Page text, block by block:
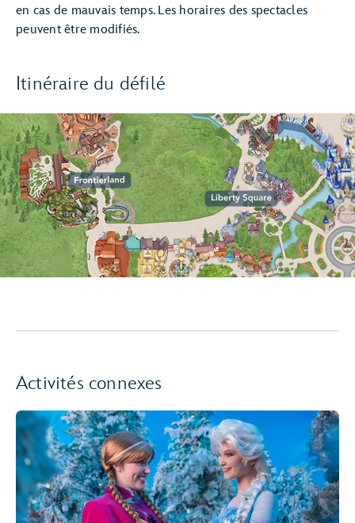
en cas de mauvais temps. Les horaires des spectacles
peuvent être modifiés.
Itinéraire du défilé
Activités connexes